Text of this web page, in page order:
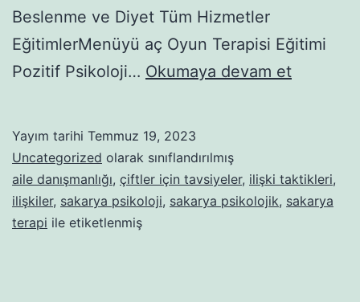
Beslenme ve Diyet Tüm Hizmetler
EğitimlerMenüyü aç Oyun Terapisi Eğitimi
Pozitif Psikoloji… Okumaya devam et
Yayım tarihi Temmuz 19, 2023
Uncategorized olarak sınıflandırılmış
aile danışmanlığı, çiftler için tavsiyeler, ilişki taktikleri,
ilişkiler, sakarya psikoloji, sakarya psikolojik, sakarya
terapi ile etiketlenmiş